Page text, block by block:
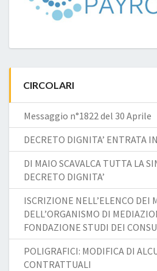
CIRCOLARI
Messaggio n°1822 del 30 Aprile
DECRETO DIGNITA’ ENTRATA
DI MAIO SCAVALCA TUTTA LA
DECRETO DIGNITA’
ISCRIZIONE NELL’ELENCO DEI
DELL’ORGANISMO DI
FONDAZIONE STUDI DEI
POLIGRAFICI: MODIFICA DI
CONTRATTUALI